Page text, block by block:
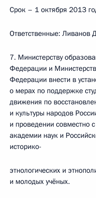
Срок – 1 октября 2013
Ответственные:
7. Министерству
Федерации и
Федерации внести в
о мерах по поддержке
движения по
и культуры народов
и проведении совместно
академии наук и
историко-
этнологических и
и молодых учёных.